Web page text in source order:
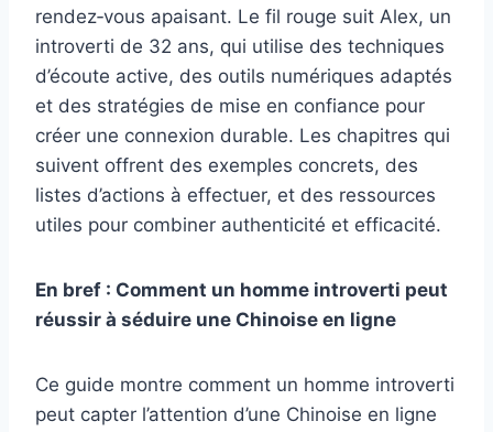
rendez‑vous apaisant. Le fil rouge suit Alex, un
introverti de 32 ans, qui utilise des techniques
d’écoute active, des outils numériques adaptés
et des stratégies de mise en confiance pour
créer une connexion durable. Les chapitres qui
suivent offrent des exemples concrets, des
listes d’actions à effectuer, et des ressources
utiles pour combiner authenticité et efficacité.
En bref : Comment un homme introverti peut
réussir à séduire une Chinoise en ligne
Ce guide montre comment un homme introverti
peut capter l’attention d’une Chinoise en ligne